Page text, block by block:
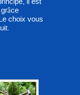
choix vous